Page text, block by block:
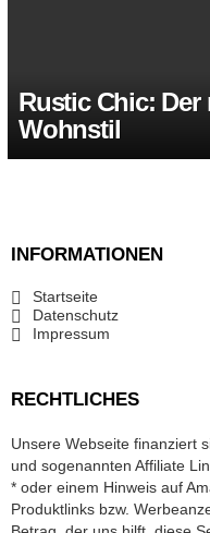
Rustic Chic:
Wohnstil
INFORMATIONEN
Startseite
Datenschutz
Impressum
RECHTLICHES
Unsere Webseite finanziert
und sogenannten Affiliate
* oder einem Hinweis auf
Produktlinks bzw.